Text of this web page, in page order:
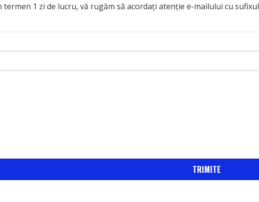
termen 1 zi de lucru, vă rugăm să acordați atenție e-mailului cu sufixul
TRIMITE